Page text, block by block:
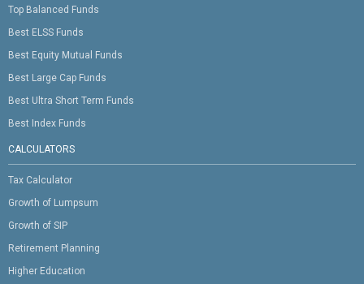
Top Balanced Funds
Best ELSS Funds
Best Equity Mutual Funds
Best Large Cap Funds
Best Ultra Short Term Funds
Best Index Funds
CALCULATORS
Tax Calculator
Growth of Lumpsum
Growth of SIP
Retirement Planning
Higher Education